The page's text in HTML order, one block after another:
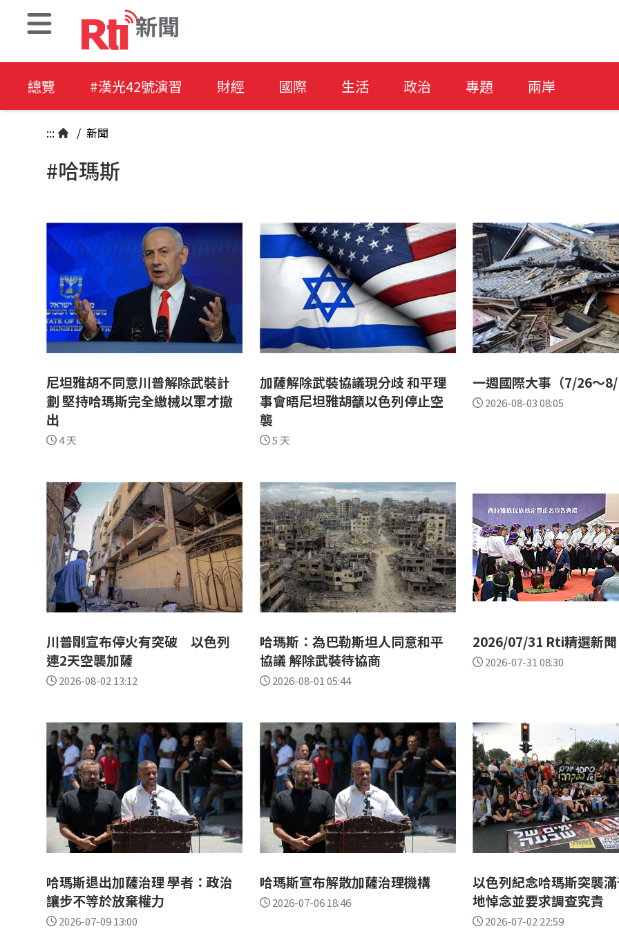
新聞
總覽 #漢光42號演習 財經 國際 生活 政治 專題 兩岸
::: / 新聞
#哈瑪斯
尼坦雅胡不同意川普解除武裝計
劃 堅持哈瑪斯完全繳械以軍才撤
出
4 天
加薩解除武裝協議現分歧 和平理
事會晤尼坦雅胡籲以色列停止空
襲
5 天
一週國際大事（7/26～
2026-08-03 08:05
川普剛宣布停火有突破 以色列
連2天空襲加薩
2026-08-02 13:12
哈瑪斯：為巴勒斯坦人同意和平
協議 解除武裝待協商
2026-08-01 05:44
2026/07/31 Rti精選新聞
2026-07-31 08:30
哈瑪斯退出加薩治理 學者：政治
讓步不等於放棄權力
2026-07-09 13:00
哈瑪斯宣布解散加薩治理機構
2026-07-06 18:46
以色列紀念哈瑪斯突襲
地悼念並要求調查究責
2026-07-02 22:59